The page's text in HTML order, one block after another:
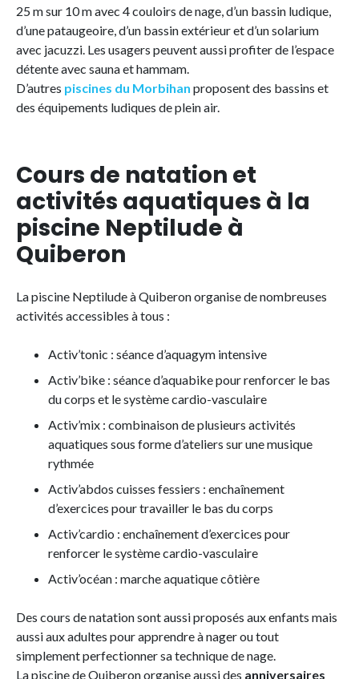
25 m sur 10 m avec 4 couloirs de nage, d’un bassin ludique,
d’une pataugeoire, d’un bassin extérieur et d’un solarium
avec jacuzzi. Les usagers peuvent aussi profiter de l’espace
détente avec sauna et hammam.
D’autres piscines du Morbihan proposent des bassins et
des équipements ludiques de plein air.
Cours de natation et
activités aquatiques à la
piscine Neptilude à
Quiberon
La piscine Neptilude à Quiberon organise de nombreuses
activités accessibles à tous :
Activ’tonic : séance d’aquagym intensive
Activ’bike : séance d’aquabike pour renforcer le bas
du corps et le système cardio-vasculaire
Activ’mix : combinaison de plusieurs activités
aquatiques sous forme d’ateliers sur une musique
rythmée
Activ’abdos cuisses fessiers : enchaînement
d’exercices pour travailler le bas du corps
Activ’cardio : enchaînement d’exercices pour
renforcer le système cardio-vasculaire
Activ’océan : marche aquatique côtière
Des cours de natation sont aussi proposés aux enfants mais
aussi aux adultes pour apprendre à nager ou tout
simplement perfectionner sa technique de nage.
La piscine de Quiberon organise aussi des anniversaires